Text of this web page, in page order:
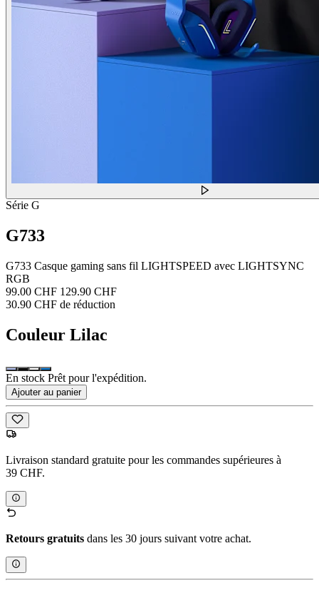
Série G
G733
G733 Casque gaming sans fil LIGHTSPEED avec LIGHTSYNC
RGB
99.00 CHF 129.90 CHF
30.90 CHF de réduction
Couleur Lilac
En stock Prêt pour l'expédition.
Ajouter au panier
Livraison standard gratuite pour les commandes supérieures à
39 CHF.
Retours gratuits dans les 30 jours suivant votre achat.